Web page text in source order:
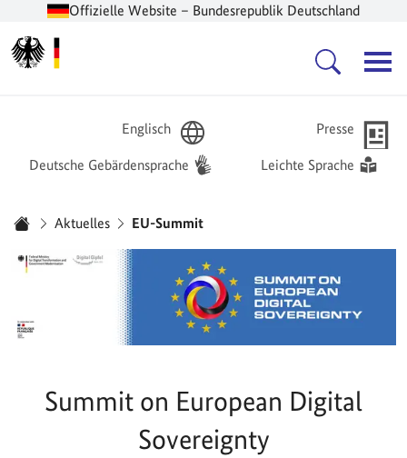
Offizielle Website – Bundesrepublik Deutschland
Englisch Presse
Deutsche Gebärdensprache Leichte Sprache
Aktuelles EU-Summit
Summit on European Digital
Sovereignty